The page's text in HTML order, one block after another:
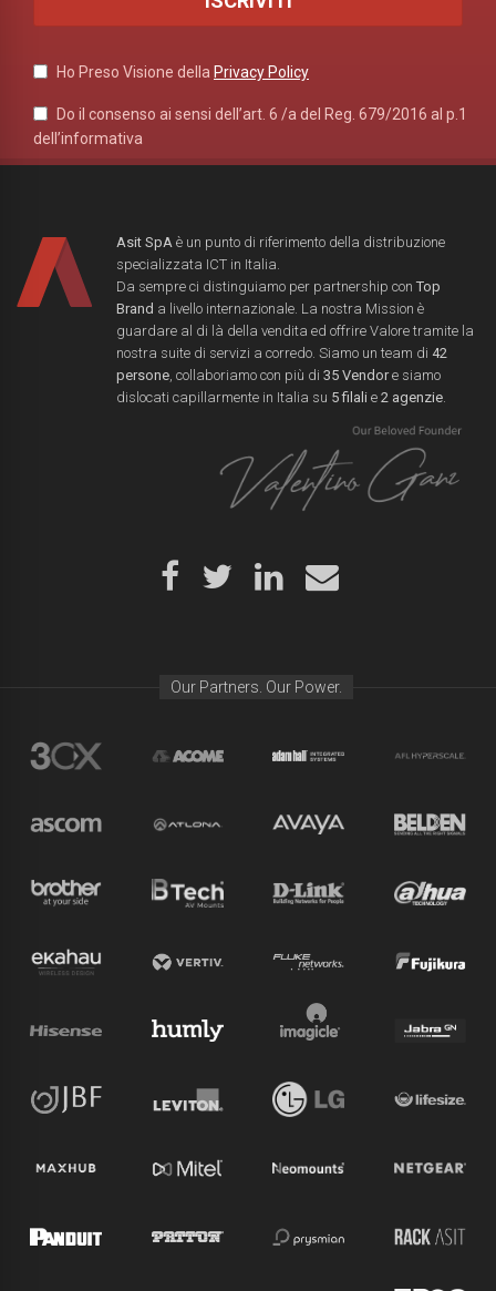
Ho Preso Visione della Privacy Policy
Do il consenso ai sensi dell’art. 6 /a del Reg. 679/2016 al p.1
dell’informativa
Asit SpA è un punto di riferimento della distribuzione
specializzata ICT in Italia.
Da sempre ci distinguiamo per partnership con Top
Brand a livello internazionale. La nostra Mission è
guardare al di là della vendita ed offrire Valore tramite la
nostra suite di servizi a corredo. Siamo un team di 42
persone , collaboriamo con più di 35 Vendore siamo
dislocati capillarmente in Italia su 5 filali e 2 agenzie